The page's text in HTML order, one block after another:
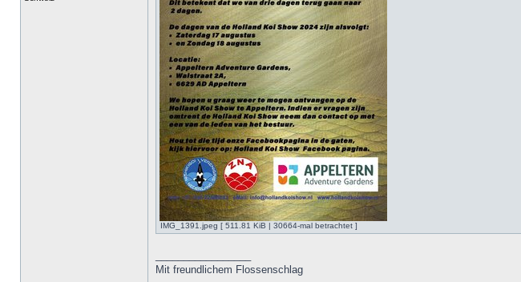
IMG_1391.jpeg [ 511.81 KiB | 30664-mal betrachtet ]
Mit freundlichem Flossenschlag